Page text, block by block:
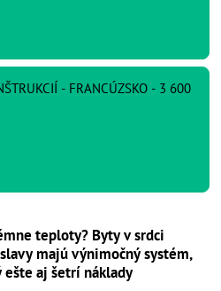
- FRANCÚZSKO - 3 600
teploty? Byty v srdci
majú výnimočný systém,
ešte aj šetrí náklady